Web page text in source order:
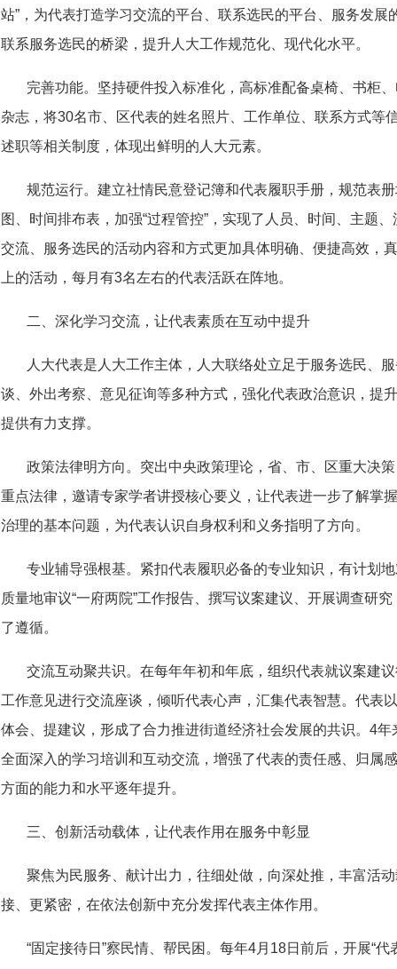
站”，为代表打造学习交流的平台、联系选民的平台、服务发
联系服务选民的桥梁，提升人大工作规范化、现代化水平。
完善功能。坚持硬件投入标准化，高标准配备桌椅、书柜
杂志，将30名市、区代表的姓名照片、工作单位、联系方式等
述职等相关制度，体现出鲜明的人大元素。
规范运行。建立社情民意登记簿和代表履职手册，规范表
图、时间排布表，加强“过程管控”，实现了人员、时间、主题
交流、服务选民的活动内容和方式更加具体明确、便捷高效，
上的活动，每月有3名左右的代表活跃在阵地。
二、深化学习交流，让代表素质在互动中提升
人大代表是人大工作主体，人大联络处立足于服务选民、
谈、外出考察、意见征询等多种方式，强化代表政治意识，提
提供有力支撑。
政策法律明方向。突出中央政策理论，省、市、区重大决
重点法律，邀请专家学者讲授核心要义，让代表进一步了解掌
治理的基本问题，为代表认识自身权利和义务指明了方向。
专业辅导强根基。紧扣代表履职必备的专业知识，有计划
质量地审议“一府两院”工作报告、撰写议案建议、开展调查研
了遵循。
交流互动聚共识。在每年年初和年底，组织代表就议案建
工作意见进行交流座谈，倾听代表心声，汇集代表智慧。代表
体会、提建议，形成了合力推进街道经济社会发展的共识。4
全面深入的学习培训和互动交流，增强了代表的责任感、归属
方面的能力和水平逐年提升。
三、创新活动载体，让代表作用在服务中彰显
聚焦为民服务、献计出力，往细处做，向深处推，丰富活
接、更紧密，在依法创新中充分发挥代表主体作用。
“固定接待日”察民情、帮民困。每年4月18日前后，开展“